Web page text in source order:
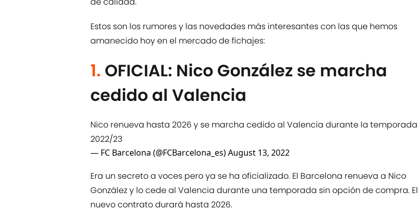
Estos son los rumores y las novedades más interesantes con las que hemos
amanecido hoy en el mercado de fichajes:
1. OFICIAL: Nico González se marcha
cedido al Valencia
Nico renueva hasta 2026 y se marcha cedido al Valencia durante la temporada
2022/23
— FC Barcelona (@FCBarcelona_es)August 13, 2022
Era un secreto a voces pero ya se ha oficializado. El Barcelona renueva a Nico
González y lo cede al Valencia durante una temporada sin opción de compra. El
nuevo contrato durará hasta 2026.